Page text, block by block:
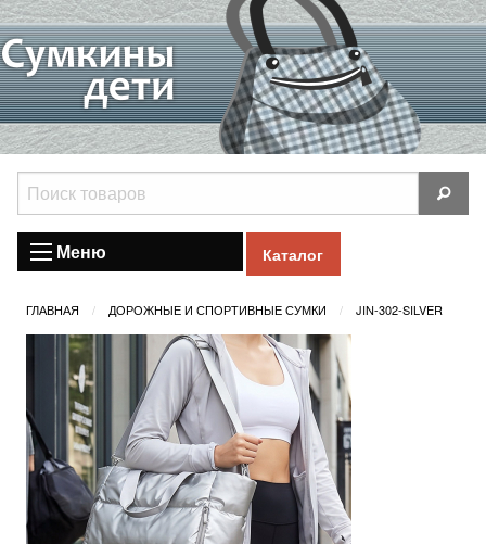
Меню Каталог
ГЛАВНАЯ ДОРОЖНЫЕ И СПОРТИВНЫЕ СУМКИ JIN-302-SILVER